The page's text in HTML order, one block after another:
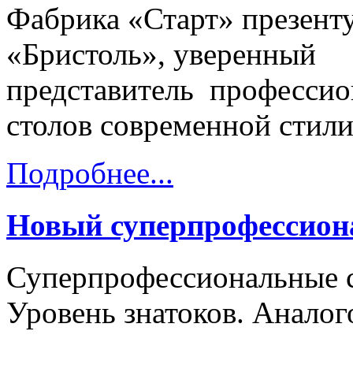
Фабрика «Старт»
«Бристоль», уверенный
представитель
столов современной
Подробнее...
Новый
Суперпрофессиональные
Уровень знатоков.